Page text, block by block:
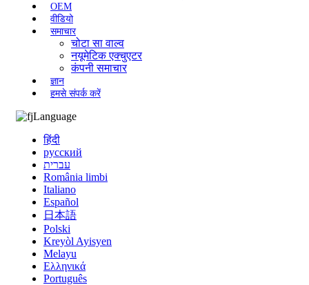
OEM
वीडियो
समाचार
चोटा सा वाल्व
नयूमेटिक एक्चुएटर
कंपनी समाचार
ज्ञान
हमसे संपर्क करें
Language
हिंदी
русский
עברית
România limbi
Italiano
Español
日本語
Polski
Kreyòl Ayisyen
Melayu
Ελληνικά
Português